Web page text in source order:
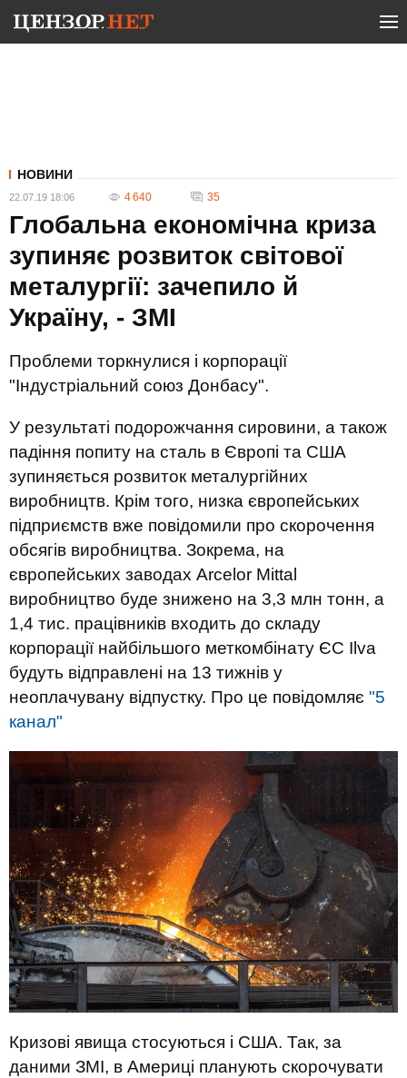
НОВИНИ
22.07.19 18:06 4 640 35
Глобальна економічна криза
зупиняє розвиток світової
металургії: зачепило й
Україну, - ЗМІ
Проблеми торкнулися і корпорації
"Індустріальний союз Донбасу".
У результаті подорожчання сировини, а також
падіння попиту на сталь в Європі та США
зупиняється розвиток металургійних
виробництв. Крім того, низка європейських
підприємств вже повідомили про скорочення
обсягів виробництва. Зокрема, на
європейських заводах Arcelor Mittal
виробництво буде знижено на 3,3 млн тонн, а
1,4 тис. працівників входить до складу
корпорації найбільшого меткомбінату ЄС Ilva
будуть відправлені на 13 тижнів у
неоплачувану відпустку. Про це повідомляє "5
канал"
Кризові явища стосуються і США. Так, за
даними ЗМІ, в Америці планують скорочувати